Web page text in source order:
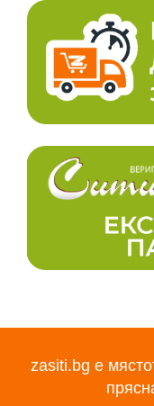
zasiti.bg е